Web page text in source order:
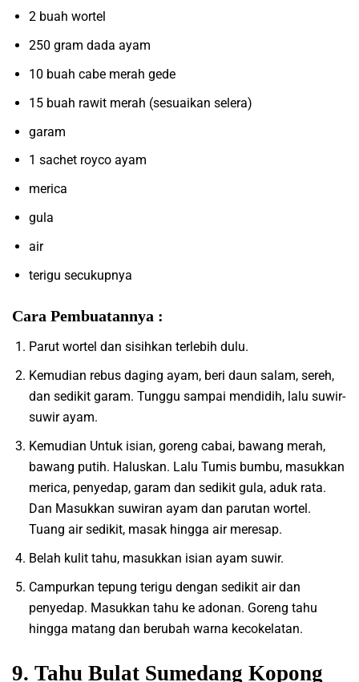
2 buah wortel
250 gram dada ayam
10 buah cabe merah gede
15 buah rawit merah (sesuaikan selera)
garam
1 sachet royco ayam
merica
gula
air
terigu secukupnya
Cara Pembuatannya :
Parut wortel dan sisihkan terlebih dulu.
Kemudian rebus daging ayam, beri daun salam, sereh,
dan sedikit garam. Tunggu sampai mendidih, lalu suwir-
suwir ayam.
Kemudian Untuk isian, goreng cabai, bawang merah,
bawang putih. Haluskan. Lalu Tumis bumbu, masukkan
merica, penyedap, garam dan sedikit gula, aduk rata.
Dan Masukkan suwiran ayam dan parutan wortel.
Tuang air sedikit, masak hingga air meresap.
Belah kulit tahu, masukkan isian ayam suwir.
Campurkan tepung terigu dengan sedikit air dan
penyedap. Masukkan tahu ke adonan. Goreng tahu
hingga matang dan berubah warna kecokelatan.
9. Tahu Bulat Sumedang Kopong